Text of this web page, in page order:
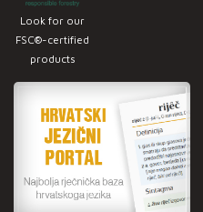
Look for our
FSC®-certified
products